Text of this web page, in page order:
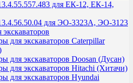
для ЕК-12, ЕК-14,
для ЭО-3323А, ЭО-3123
для экскаваторов Caterpillar
для экскаваторов Doosan (Дусан)
для экскаваторов Hitachi (Хитачи)
для экскаваторов Hyundai